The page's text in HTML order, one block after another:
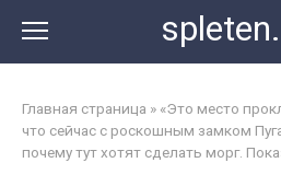
контенту
Главная страница » «Это место
что сейчас с роскошным замком
почему тут хотят сделать морг.